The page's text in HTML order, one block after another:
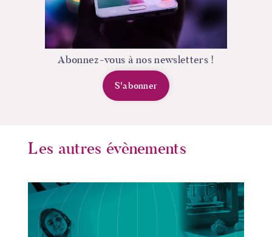
Abonnez-vous à nos newsletters !
S'abonner
Les autres évènements